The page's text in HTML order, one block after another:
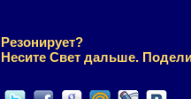
Резонирует?
Несите Свет дальше.